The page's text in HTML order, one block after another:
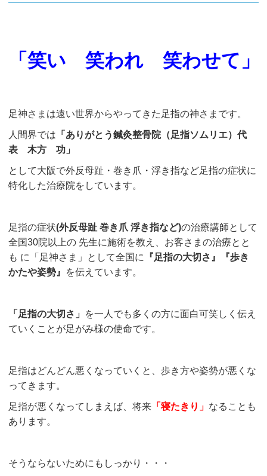
「笑い　笑われ　笑わせて」
足神さまは遠い世界からやってきた足指の神さまです。
人間界では 「ありがとう鍼灸整骨院（足指ソムリエ）代
表 木方 功」
として大阪で外反母趾・巻き爪・浮き指など足指の症状に
特化した治療院をしています。
足指の症状(外反母趾 巻き爪 浮き指など)の治療講師として
全国30院以上の 先生に施術を教え、お客さまの治療とと
も に「足神さま」として全国に
『足指の大切さ』『歩き
かたや姿勢』
を伝えています。
「足指の大切さ」
を一人でも多くの方に面白可笑しく伝え
ていくことが足がみ様の使命です。
足指はどんどん悪くなっていくと、歩き方や姿勢が悪くな
ってきます。
足指が悪くなってしまえば、将来 「寝たきり」 なることも
あります。
そうならないためにもしっかり・・・